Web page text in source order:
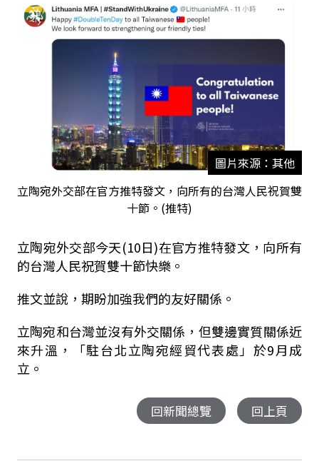
圖片來源：其他
立陶宛外交部在官方推特發文，向所有的台灣人民祝賀雙
十節。(推特)
立陶宛外交部今天(10日)在官方推特發文，向所有
的台灣人民祝賀雙十節快樂。
推文並說，期盼加強我們的友好關係。
立陶宛和台灣並沒有外交關係，但雙邊實質關係近
來升溫，「駐台北立陶宛經貿代表處」於9月成
立。
回新聞總覽 回上頁